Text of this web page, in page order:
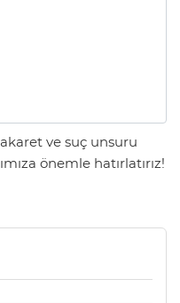
ve suç unsuru
önemle hatırlatırız!